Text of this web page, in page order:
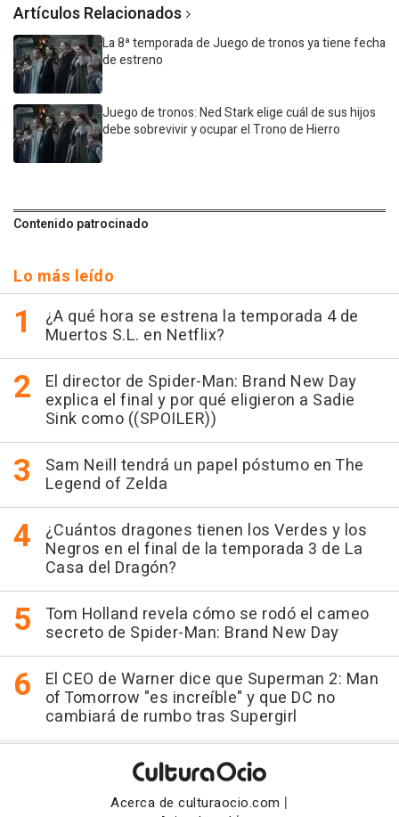
Artículos Relacionados
La 8ª temporada de Juego de tronos ya tiene fecha
de estreno
Juego de tronos: Ned Stark elige cuál de sus hijos
debe sobrevivir y ocupar el Trono de Hierro
Contenido patrocinado
Lo más leído
¿A qué hora se estrena la temporada 4 de
Muertos S.L. en Netflix?
El director de Spider-Man: Brand New Day
explica el final y por qué eligieron a Sadie
Sink como ((SPOILER))
Sam Neill tendrá un papel póstumo en The
Legend of Zelda
¿Cuántos dragones tienen los Verdes y los
Negros en el final de la temporada 3 de La
Casa del Dragón?
Tom Holland revela cómo se rodó el cameo
secreto de Spider-Man: Brand New Day
El CEO de Warner dice que Superman 2: Man
of Tomorrow "es increíble" y que DC no
cambiará de rumbo tras Supergirl
Acerca de culturaocio.com |